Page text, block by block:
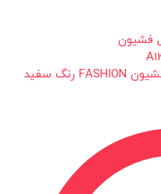
کفش و کتانی زنانه و دخترانه مدل فشیون FASHION رنگ سفید